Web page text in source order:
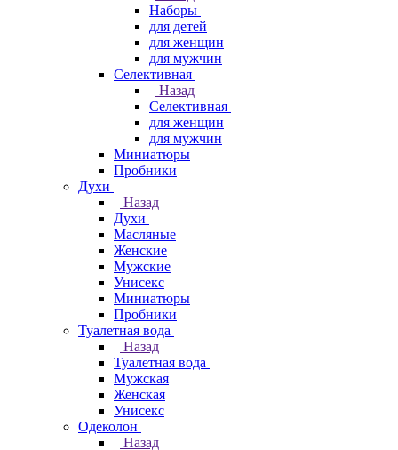
Наборы
для детей
для женщин
для мужчин
Селективная
Назад
Селективная
для женщин
для мужчин
Миниатюры
Пробники
Духи
Назад
Духи
Масляные
Женские
Мужские
Унисекс
Миниатюры
Пробники
Туалетная вода
Назад
Туалетная вода
Мужская
Женская
Унисекс
Одеколон
Назад